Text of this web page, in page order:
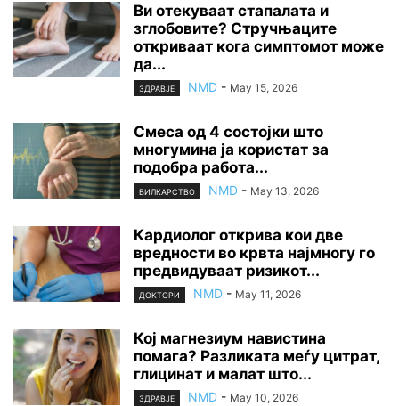
Ви отекуваат стапалата и
зглобовите? Стручњаците
откриваат кога симптомот може
да...
ЗДРАВЈЕ NMD - May 15, 2026
Смеса од 4 состојки што
многумина ја користат за
подобра работа...
БИЛКАРСТВО NMD - May 13, 2026
Кардиолог открива кои две
вредности во крвта најмногу го
предвидуваат ризикот...
ДОКТОРИ NMD - May 11, 2026
Кој магнезиум навистина
помага? Разликата меѓу цитрат,
глицинат и малат што...
ЗДРАВЈЕ NMD - May 10, 2026